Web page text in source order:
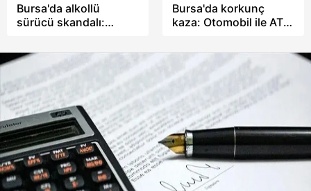
Bursa'da alkollü
sürücü skandalı:
sergilediği tavırlarla
herkesi isyan ettirdi
Bursa'da korkunç
kaza: Otomobil ile ATV